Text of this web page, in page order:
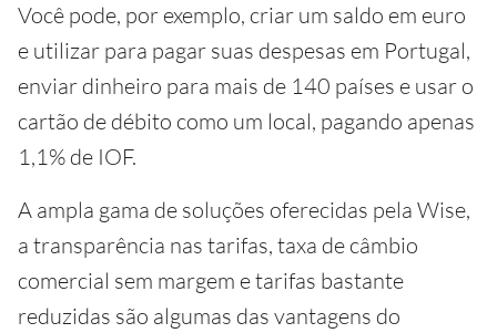
Você pode, por exemplo, criar um saldo em euro
e utilizar para pagar suas despesas em Portugal,
enviar dinheiro para mais de 140 países e usar o
cartão de débito como um local, pagando apenas
1,1% de IOF.
A ampla gama de soluções oferecidas pela Wise,
a transparência nas tarifas, taxa de câmbio
comercial sem margem e tarifas bastante
reduzidas são algumas das vantagens do